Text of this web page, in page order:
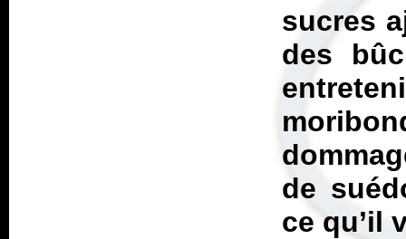
sucres
des
de
ce qu’il